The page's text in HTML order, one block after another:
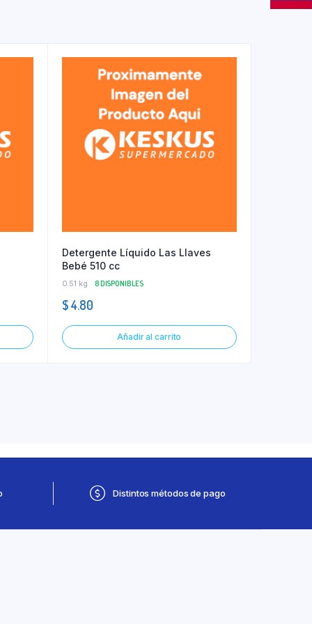
Detergente Líquido Las Llaves
Bebé 510 cc
0.51 kg 8 DISPONIBLES
$4.80
Añadir al carrito
Distintos métodos de pago